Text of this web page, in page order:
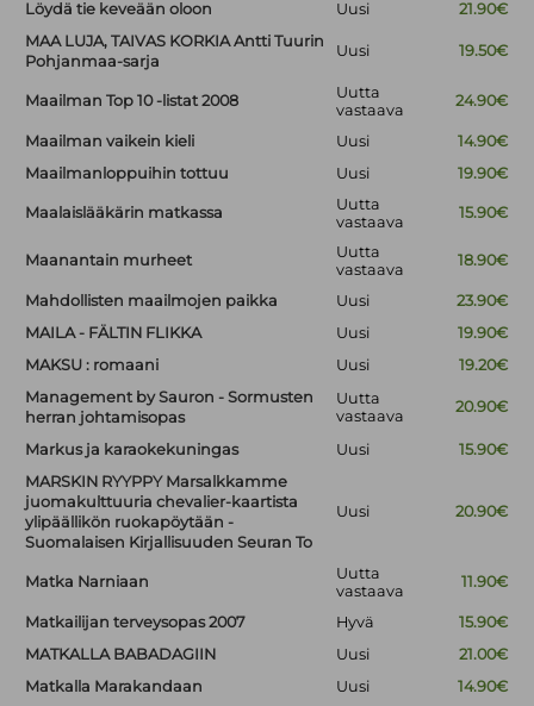
Löydä tie keveään oloon
Uusi
21.90€
MAA LUJA, TAIVAS KORKIA Antti Tuurin
Pohjanmaa-sarja
Uusi 19.50€
Maailman Top 10 -listat 2008
Uutta
vastaava
24.90€
Maailman vaikein kieli Uusi
14.90€
Maailmanloppuihin tottuu
Uusi 19.90€
Maalaislääkärin matkassa
Uutta
vastaava
15.90€
Maanantain murheet
Uutta
vastaava
18.90€
Mahdollisten maailmojen paikka Uusi
23.90€
MAILA - FÄLTIN FLIKKA
Uusi
19.90€
MAKSU : romaani
Uusi
19.20€
Management by Sauron - Sormusten
herran johtamisopas
Uutta
vastaava
20.90€
Markus ja karaokekuningas Uusi
15.90€
MARSKIN RYYPPY Marsalkkamme
juomakulttuuria chevalier-kaartista
ylipäällikön ruokapöytään -
Suomalaisen Kirjallisuuden Seuran To
Uusi 20.90€
Matka Narniaan
Uutta
vastaava
11.90€
Matkailijan terveysopas 2007 Hyvä
15.90€
MATKALLA BABADAGIIN
Uusi
21.00€
Matkalla Marakandaan
Uusi
14.90€